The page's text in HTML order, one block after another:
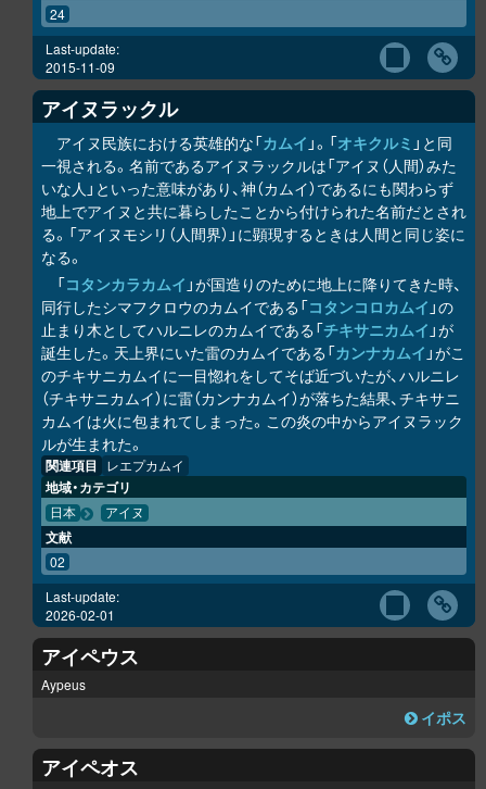
24
Last-update:
2015-11-09
アイヌラックル
アイヌ民族における英雄的な「カムイ 」。「オキクルミ 」と同
一視される。名前であるアイヌラックルは「アイヌ（人間）みた
いな人」といった意味があり、神（カムイ）であるにも関わらず
地上でアイヌと共に暮らしたことから付けられた名前だとされ
る。「アイヌモシ リ （人間界）」に顕現するときは人間と同じ姿に
なる。
「コタンカラ カムイ 」が国造りのために地上に降りてきた時、
同行したシマフクロウのカムイである「コタンコ ロ カムイ 」の
止まり木としてハルニレのカムイである「チキサニカムイ 」が
誕生した。天上界にいた雷のカムイである「カンナカムイ 」がこ
のチキサニカムイに一目惚れをしてそば近づいたが、ハルニレ
（チキサニカムイ）に雷（カンナカムイ）が落ちた結果、チキサニ
カムイは火に包まれてしまった。この炎の中からアイヌラック
ルが生まれた。
関連項目 レエプカムイ
地域・カテゴリ
日本 アイヌ
文献
02
Last-update:
2026-02-01
アイペウス
Aypeus
イポス
アイペオス